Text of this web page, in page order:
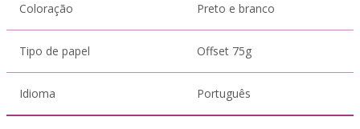
Coloração Preto e branco
Tipo de papel Offset 75g
Idioma Português